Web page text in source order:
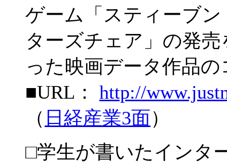
ゲーム「スティーブ
ターズチェア」の発
った映画データ作品
■URL： http://
（ 日経産業3面）
□学生が書いたインタ